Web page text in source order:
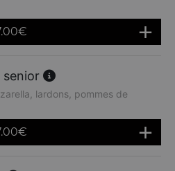
€
senior
lardons, pommes de
€